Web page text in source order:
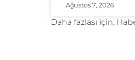
Ağustos 7, 2026
Daha fazlası için;